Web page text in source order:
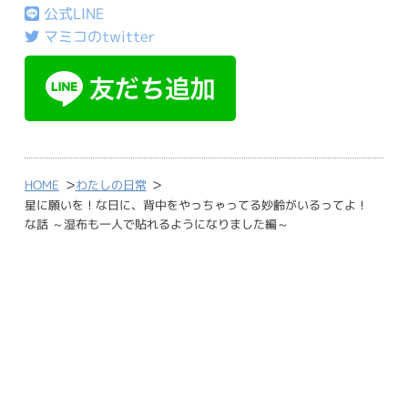
公式LINE
マミコのtwitter
HOME >わたしの日常 >
星に願いを！な日に、背中をやっちゃってる妙齢がいるってよ！
な話 ～湿布も一人で貼れるようになりました編～